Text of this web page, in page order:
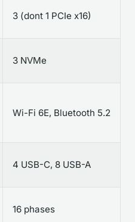
3 (dont 1 PCIe x16)
3 NVMe
Wi-Fi 6E, Bluetooth 5.2
4 USB-C, 8 USB-A
16 phases